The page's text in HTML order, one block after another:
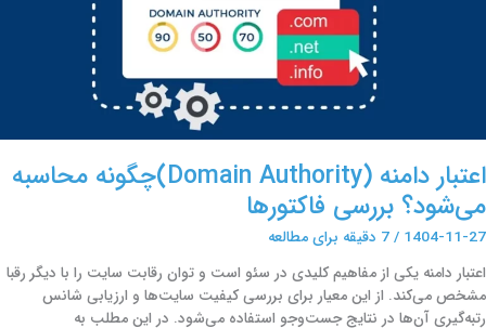
اعتبار دامنه (Domain Authority)چگونه محاسبه
می‌شود؟ بررسی فاکتورها
1404-11-27
/7 دقیقه برای مطالعه
اعتبار دامنه یکی از مفاهیم کلیدی در سئو است و توان رقابت سایت را با دیگر رقبا
مشخص می‌کند. از این معیار برای بررسی کیفیت سایت‌ها و ارزیابی شانس
رتبه‌گیری آن‌ها در نتایج جست‌وجو استفاده می‌شود. در این مطلب به